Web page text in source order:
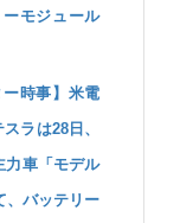
モジュール
ー時事】米電
ラは28日、
力車「モデル
、バッテリー